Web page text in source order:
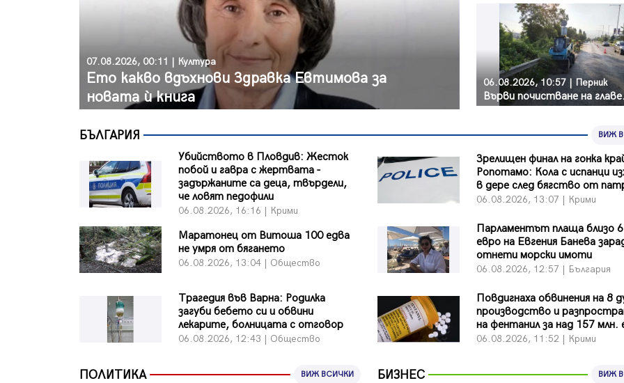
07.08.2026, 00:11 | Култура
Ето какво вдъхнови Здравка Евтимова за
новата ѝ книга
06.08.2026, 10:57 | Перник
Върви
БЪЛГАРИЯ ВИЖ
Убийството в Пловдив: Жесток
побой и гавра с жертвата -
задържаните са деца, твърдели,
че ловят педофили
06.08.2026, 16:16 | Крими
Зрелищен финал на гонка
Ропотамо: Кола с испанци
в дере след бягство от
06.08.2026, 13:07 | Крими
Маратонец от Витоша 100 едва
не умря от бягането
06.08.2026, 13:04 | Общество
Парламентът плаща близо
евро на Евгения Банева
отнети морски имоти
06.08.2026, 12:57 | България
Трагедия във Варна: Родилка
загуби бебето си и обвини
лекарите, болницата с отговор
06.08.2026, 12:43 | Общество
Повдигнаха обвинения на 8
производство и
на фентанил за над 157 млн.
06.08.2026, 11:52 | Крими
ПОЛИТИКА ВИЖ ВСИЧКИ БИЗНЕС ВИЖ